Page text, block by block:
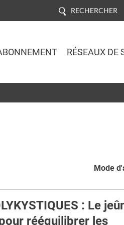
RECHERCHER
RÉSEAUX DE
Mode
: Le
rééquilibrer les